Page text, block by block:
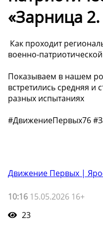
«Зарница 2.
Как проходит
военно-
Показываем в нашем
встретились средняя и
разных испытаниях
#ДвижениеПервых76
Движение Первых |
10:16 15.05.2026 16+
23